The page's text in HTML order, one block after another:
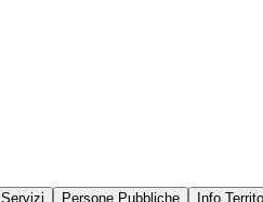
Servizi Persone Pubbliche Info